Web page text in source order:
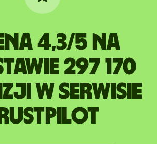
4,3/5 na
297 170
w serwisie